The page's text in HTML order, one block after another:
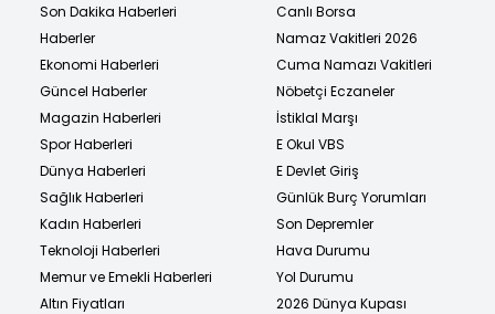
Son Dakika Haberleri
Haberler
Ekonomi Haberleri
Güncel Haberler
Magazin Haberleri
Spor Haberleri
Dünya Haberleri
Sağlık Haberleri
Kadın Haberleri
Teknoloji Haberleri
Memur ve Emekli Haberleri
Altın Fiyatları
Canlı Borsa
Namaz Vakitleri 2026
Cuma Namazı Vakitleri
Nöbetçi Eczaneler
İstiklal Marşı
E Okul VBS
E Devlet Giriş
Günlük Burç Yorumları
Son Depremler
Hava Durumu
Yol Durumu
2026 Dünya Kupası